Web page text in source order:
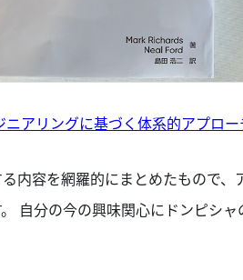
アリングに基づく体系的アプロー
内容を網羅的にまとめたもので、
自分の今の興味関心にドンピシ